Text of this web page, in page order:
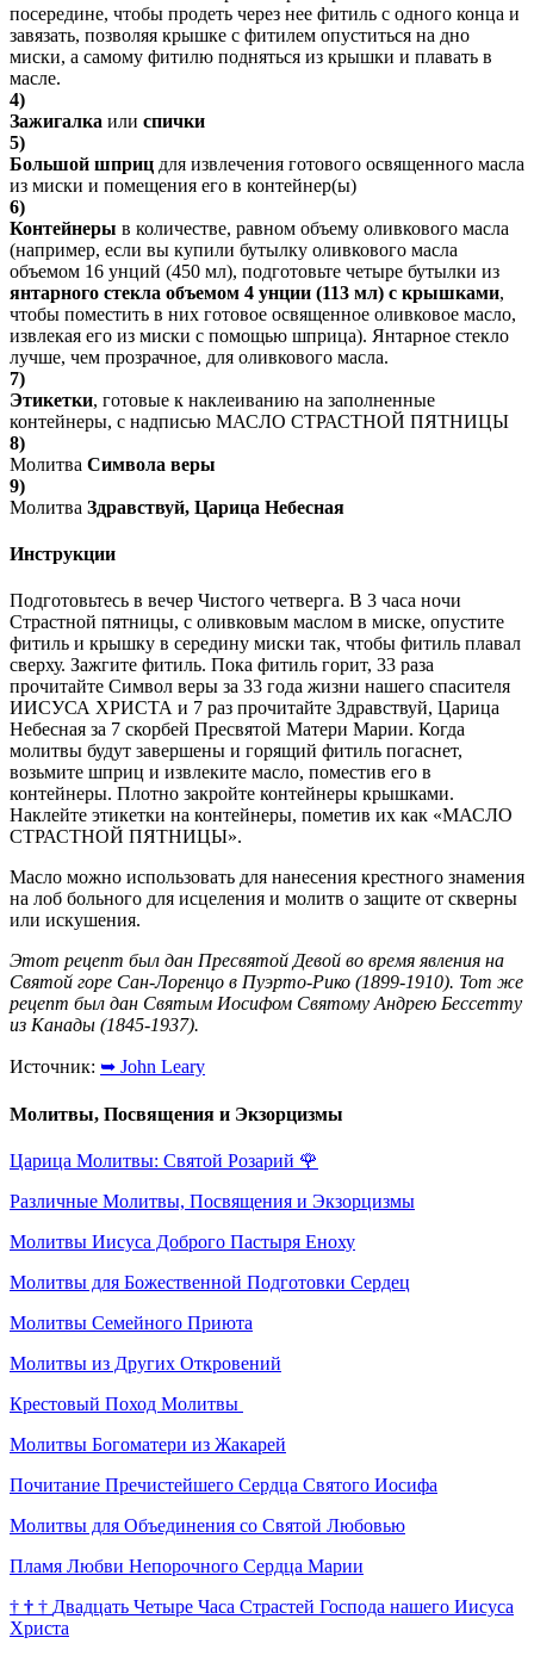
посередине, чтобы продеть через нее фитиль с одного конца и
завязать, позволяя крышке с фитилем опуститься на дно
миски, а самому фитилю подняться из крышки и плавать в
масле.
4)
Зажигалка или спички
5)
Большой шприц для извлечения готового освященного масла
из миски и помещения его в контейнер(ы)
6)
Контейнеры в количестве, равном объему оливкового масла
(например, если вы купили бутылку оливкового масла
объемом 16 унций (450 мл), подготовьте четыре бутылки из
янтарного стекла объемом 4 унции (113 мл) с крышками,
чтобы поместить в них готовое освященное оливковое масло,
извлекая его из миски с помощью шприца). Янтарное стекло
лучше, чем прозрачное, для оливкового масла.
7)
Этикетки, готовые к наклеиванию на заполненные
контейнеры, с надписью МАСЛО СТРАСТНОЙ ПЯТНИЦЫ
8)
Молитва Символа веры
9)
Молитва Здравствуй, Царица Небесная
Инструкции
Подготовьтесь в вечер Чистого четверга. В 3 часа ночи
Страстной пятницы, с оливковым маслом в миске, опустите
фитиль и крышку в середину миски так, чтобы фитиль плавал
сверху. Зажгите фитиль. Пока фитиль горит, 33 раза
прочитайте Символ веры за 33 года жизни нашего спасителя
ИИСУСА ХРИСТА и 7 раз прочитайте Здравствуй, Царица
Небесная за 7 скорбей Пресвятой Матери Марии. Когда
молитвы будут завершены и горящий фитиль погаснет,
возьмите шприц и извлеките масло, поместив его в
контейнеры. Плотно закройте контейнеры крышками.
Наклейте этикетки на контейнеры, пометив их как «МАСЛО
СТРАСТНОЙ ПЯТНИЦЫ».
Масло можно использовать для нанесения крестного знамения
на лоб больного для исцеления и молитв о защите от скверны
или искушения.
Этот рецепт был дан Пресвятой Девой во время явления на
Святой горе Сан-Лоренцо в Пуэрто-Рико (1899-1910). Тот же
рецепт был дан Святым Иосифом Святому Андрею Бессетту
из Канады (1845-1937).
Источник: ➥ John Leary
Молитвы, Посвящения и Экзорцизмы
Царица Молитвы: Святой Розарий 🌹
Различные Молитвы, Посвящения и Экзорцизмы
Молитвы Иисуса Доброго Пастыря Еноху
Молитвы для Божественной Подготовки Сердец
Молитвы Семейного Приюта
Молитвы из Других Откровений
Крестовый Поход Молитвы
Молитвы Богоматери из Жакарей
Почитание Пречистейшего Сердца Святого Иосифа
Молитвы для Объединения со Святой Любовью
Пламя Любви Непорочного Сердца Марии
† † † Двадцать Четыре Часа Страстей Господа нашего Иисуса
Христа